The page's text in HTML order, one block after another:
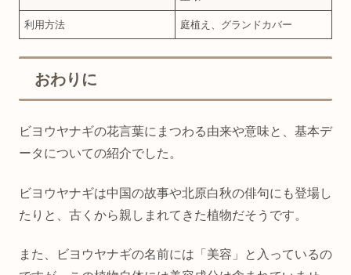
利用方法 庭植え、グランドカバー
おわりに
ビヨウヤナギの花言葉にまつわる由来や意味と、基本デ
ータについての紹介でした。
ビヨウヤナギは中国の故事や北原白秋の俳句にも登場し
たりと、古くから親しまれてきた植物だそうです。
また、ビヨウヤナギの名前には「美容」と入っているの